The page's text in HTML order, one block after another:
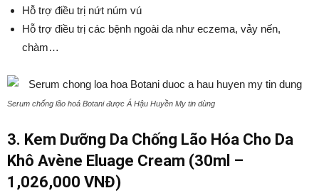
Hỗ trợ điều trị nứt núm vú
Hỗ trợ điều trị các bệnh ngoài da như eczema, vảy nến,
chàm…
Serum chống lão hoá Botani được Á Hậu Huyền My tin dùng
3. Kem Dưỡng Da Chống Lão Hóa Cho Da
Khô Avène Eluage Cream (30ml –
1,026,000 VNĐ)